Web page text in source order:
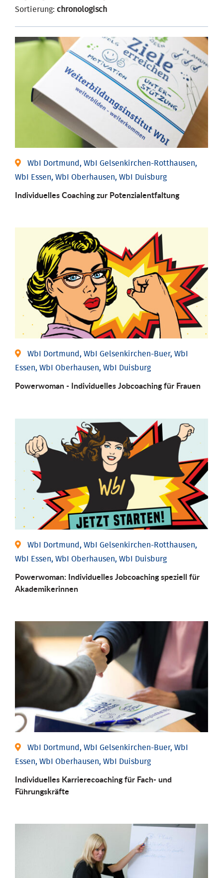
Sortierung: chronologisch
WbI Dortmund, WbI Gelsenkirchen-Rotthausen,
WbI Essen, WbI Oberhausen, WbI Duisburg
Individuelles Coaching zur Potenzialentfaltung
WbI Dortmund, WbI Gelsenkirchen-Buer, WbI
Essen, WbI Oberhausen, WbI Duisburg
Powerwoman - Individu­elles Job­coaching für Frauen
WbI Dortmund, WbI Gelsenkirchen-Rotthausen,
WbI Essen, WbI Oberhausen, WbI Duisburg
Powerwoman: Individu­elles Job­coaching speziell für
Aka­demiker­innen
WbI Dortmund, WbI Gelsenkirchen-Buer, WbI
Essen, WbI Oberhausen, WbI Duisburg
Individu­elles Karrierecoaching für Fach-­ und
Führungs­kräfte